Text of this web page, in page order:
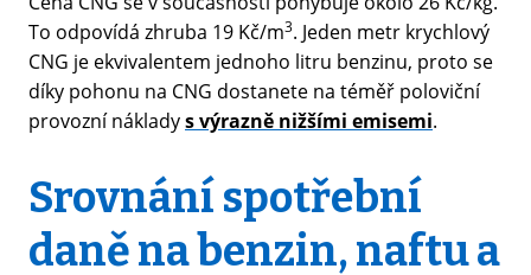
To odpovídá zhruba 19 Kč/m3. Jeden metr krychlový
CNG je ekvivalentem jednoho litru benzinu, proto se
díky pohonu na CNG dostanete na téměř poloviční
provozní nákladys výrazně nižšími emisemi.
Srovnání spotřební
daně na benzin, naftu a